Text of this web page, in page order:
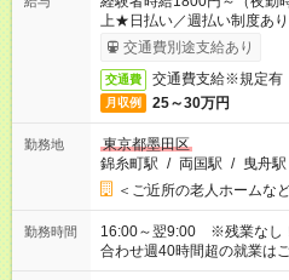
上★日払い／週払い制度あ
は手続き完了次第のお支払
交通費別途支給あり
交通費 交通費支給※規定有
月収例 25～30万円
勤務地
東京都墨田区
錦糸町駅 / 両国駅 / 曳舟駅
＜ご近所の老人ホームな
勤務時間
16:00～翌9:00 ※残業なし！ ※Wワークの場合、他のお仕事
合わせ週40時間超の就業は
週20時間以上勤務は社会保